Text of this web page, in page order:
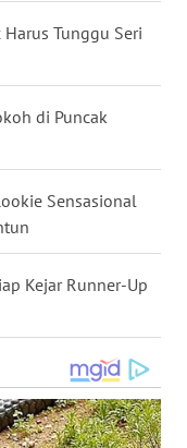
Tunggu Seri
di Puncak
Sensasional
Kejar Runner-Up